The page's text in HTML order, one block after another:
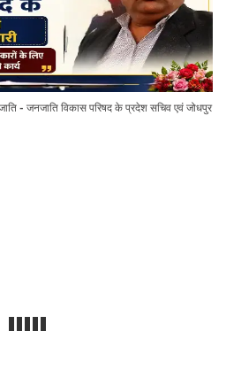
- जनजाति विकास परिषद के प्रदेश सचिव एवं जोधपुर